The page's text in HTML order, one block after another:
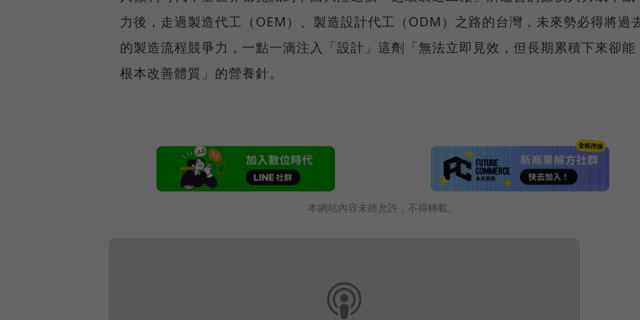
力後，走過製造代工（OEM）、製造設計代工（ODM）之路的台灣，未來勢必得將過
的製造流程競爭力，一點一滴注入「設計」這劑「無法立即見效，但長期累積下來卻能
根本改善體質」的營養針。
本網站內容未經允許，不得轉載。